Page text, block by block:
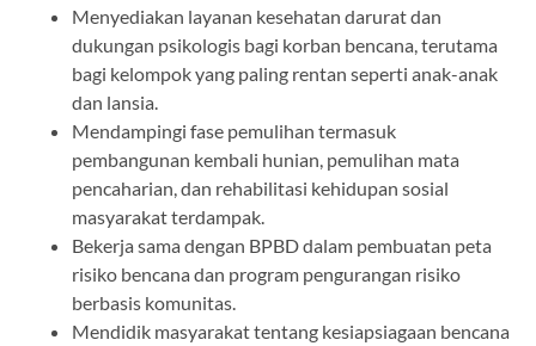
Menyediakan layanan kesehatan darurat dan
dukungan psikologis bagi korban bencana, terutama
bagi kelompok yang paling rentan seperti anak-anak
dan lansia.
Mendampingi fase pemulihan termasuk
pembangunan kembali hunian, pemulihan mata
pencaharian, dan rehabilitasi kehidupan sosial
masyarakat terdampak.
Bekerja sama dengan BPBD dalam pembuatan peta
risiko bencana dan program pengurangan risiko
berbasis komunitas.
Mendidik masyarakat tentang kesiapsiagaan bencana